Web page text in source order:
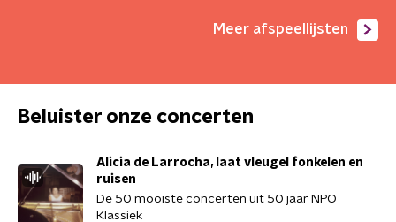
Meer afspeellijsten
Beluister onze concerten
Alicia de Larrocha, laat vleugel fonkelen en
ruisen
De 50 mooiste concerten uit 50 jaar NPO
Klassiek